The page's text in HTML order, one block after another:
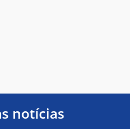
notícias